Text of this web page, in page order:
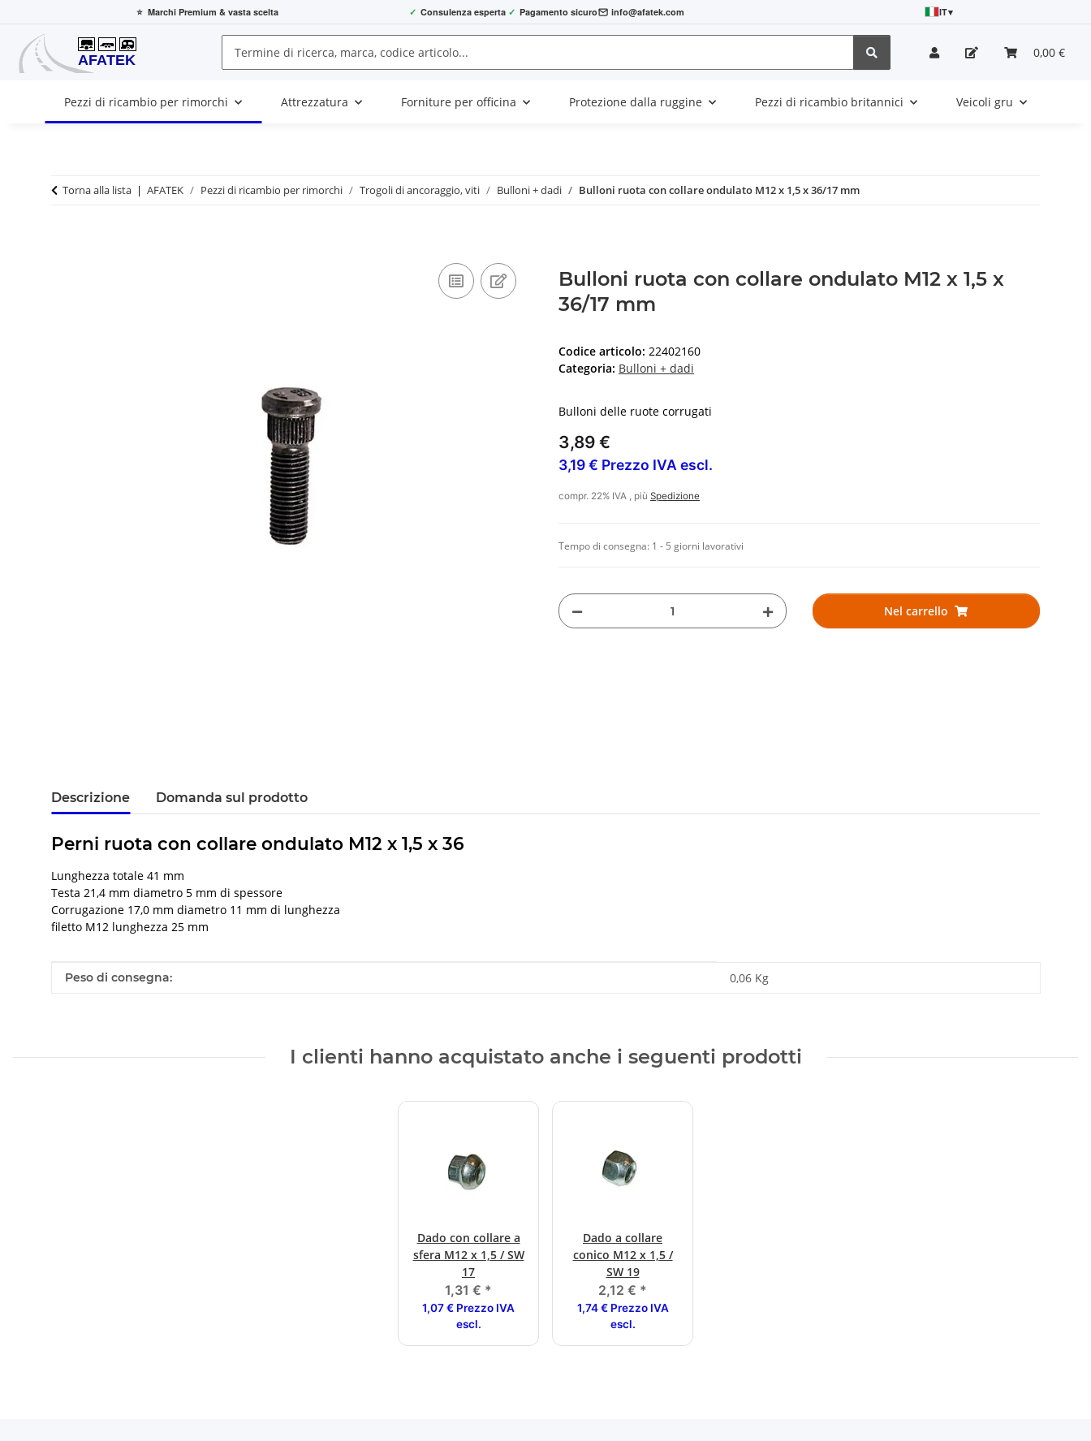
⭐ Marchi Premium & vasta scelta ✓ Consulenza esperta ✓ Pagamento sicuro info@afatek.com IT▾
0,00 €
Pezzi di ricambio per rimorchi Attrezzatura Forniture per officina Protezione dalla ruggine Pezzi di ricambio britannici Veicoli gru
Torna alla lista AFATEK Pezzi di ricambio per rimorchi Trogoli di ancoraggio, viti Bulloni + dadi Bulloni ruota con collare ondulato M12 x 1,5 x 36/17 mm
Bulloni ruota con collare ondulato M12 x 1,5 x
36/17 mm
Codice articolo: 22402160
Categoria: Bulloni + dadi
Bulloni delle ruote corrugati
3,89 €
3,19 € Prezzo IVA escl.
compr. 22% IVA , più Spedizione
Tempo di consegna: 1 - 5 giorni lavorativi
Nel carrello
Descrizione Domanda sul prodotto
Perni ruota con collare ondulato M12 x 1,5 x 36
Lunghezza totale 41 mm
Testa 21,4 mm diametro 5 mm di spessore
Corrugazione 17,0 mm diametro 11 mm di lunghezza
filetto M12 lunghezza 25 mm
#productDetails.itemInformation#
#productDetails.itemValue#
Peso di consegna: 0,06 Kg
I clienti hanno acquistato anche i seguenti prodotti
Dado con collare a
sfera M12 x 1,5 / SW
17
1,31 € *
1,07 € Prezzo IVA
escl.
Dado a collare
conico M12 x 1,5 /
SW 19
2,12 € *
1,74 € Prezzo IVA
escl.